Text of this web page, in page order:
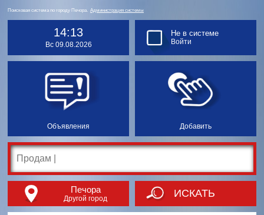
Поисковая система по городу Печора. Администрация системы
14:13
Вс 09.08.2026
Объявления Добавить
Не в системе
Войти
Печора
Другой город ИСКАТЬ